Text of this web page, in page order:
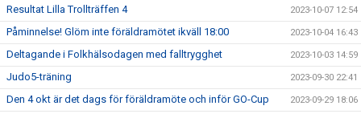
Resultat Lilla Trollträffen 4 2023-10-07 12:54
Påminnelse! Glöm inte föräldramötet ikväll 18:00 2023-10-04 16:43
Deltagande i Folkhälsodagen med falltrygghet 2023-10-03 14:59
Judo5-träning 2023-09-30 22:41
Den 4 okt är det dags för föräldramöte och inför GO-Cup 2023-09-29 18:06